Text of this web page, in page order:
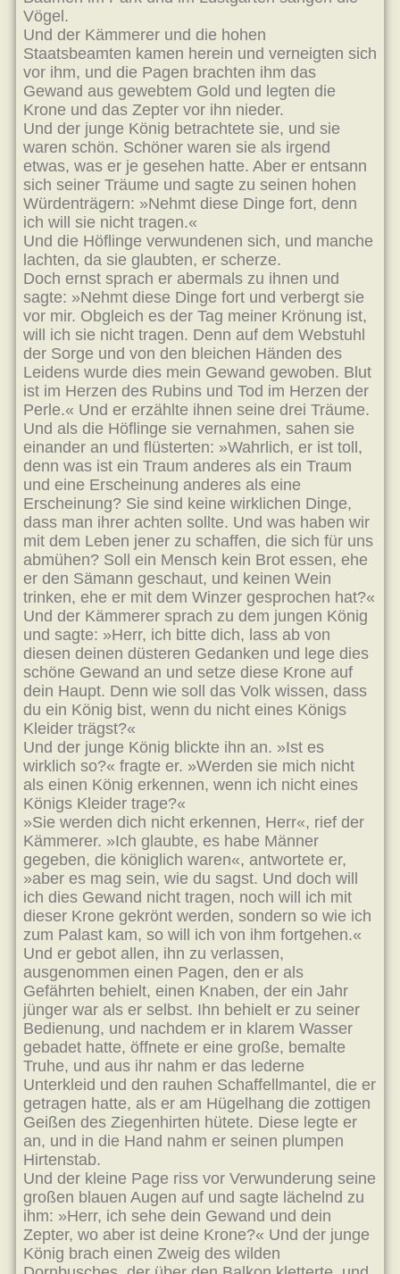
Vögel.
Und der Kämmerer und die hohen
Staatsbeamten kamen herein und verneigten sich
vor ihm, und die Pagen brachten ihm das
Gewand aus gewebtem Gold und legten die
Krone und das Zepter vor ihn nieder.
Und der junge König betrachtete sie, und sie
waren schön. Schöner waren sie als irgend
etwas, was er je gesehen hatte. Aber er entsann
sich seiner Träume und sagte zu seinen hohen
Würdenträgern: »Nehmt diese Dinge fort, denn
ich will sie nicht tragen.«
Und die Höflinge verwundenen sich, und manche
lachten, da sie glaubten, er scherze.
Doch ernst sprach er abermals zu ihnen und
sagte: »Nehmt diese Dinge fort und verbergt sie
vor mir. Obgleich es der Tag meiner Krönung ist,
will ich sie nicht tragen. Denn auf dem Webstuhl
der Sorge und von den bleichen Händen des
Leidens wurde dies mein Gewand gewoben. Blut
ist im Herzen des Rubins und Tod im Herzen der
Perle.« Und er erzählte ihnen seine drei Träume.
Und als die Höflinge sie vernahmen, sahen sie
einander an und flüsterten: »Wahrlich, er ist toll,
denn was ist ein Traum anderes als ein Traum
und eine Erscheinung anderes als eine
Erscheinung? Sie sind keine wirklichen Dinge,
dass man ihrer achten sollte. Und was haben wir
mit dem Leben jener zu schaffen, die sich für uns
abmühen? Soll ein Mensch kein Brot essen, ehe
er den Sämann geschaut, und keinen Wein
trinken, ehe er mit dem Winzer gesprochen hat?«
Und der Kämmerer sprach zu dem jungen König
und sagte: »Herr, ich bitte dich, lass ab von
diesen deinen düsteren Gedanken und lege dies
schöne Gewand an und setze diese Krone auf
dein Haupt. Denn wie soll das Volk wissen, dass
du ein König bist, wenn du nicht eines Königs
Kleider trägst?«
Und der junge König blickte ihn an. »Ist es
wirklich so?« fragte er. »Werden sie mich nicht
als einen König erkennen, wenn ich nicht eines
Königs Kleider trage?«
»Sie werden dich nicht erkennen, Herr«, rief der
Kämmerer. »Ich glaubte, es habe Männer
gegeben, die königlich waren«, antwortete er,
»aber es mag sein, wie du sagst. Und doch will
ich dies Gewand nicht tragen, noch will ich mit
dieser Krone gekrönt werden, sondern so wie ich
zum Palast kam, so will ich von ihm fortgehen.«
Und er gebot allen, ihn zu verlassen,
ausgenommen einen Pagen, den er als
Gefährten behielt, einen Knaben, der ein Jahr
jünger war als er selbst. Ihn behielt er zu seiner
Bedienung, und nachdem er in klarem Wasser
gebadet hatte, öffnete er eine große, bemalte
Truhe, und aus ihr nahm er das lederne
Unterkleid und den rauhen Schaffellmantel, die er
getragen hatte, als er am Hügelhang die zottigen
Geißen des Ziegenhirten hütete. Diese legte er
an, und in die Hand nahm er seinen plumpen
Hirtenstab.
Und der kleine Page riss vor Verwunderung seine
großen blauen Augen auf und sagte lächelnd zu
ihm: »Herr, ich sehe dein Gewand und dein
Zepter, wo aber ist deine Krone?« Und der junge
König brach einen Zweig des wilden